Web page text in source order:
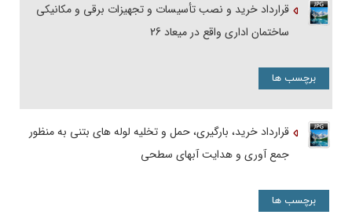
قرارداد خرید و نصب تأسیسات و تجهیزات برقی و مکانیکی
ساختمان اداری واقع در میعاد 26
برچسب ها
قرارداد خرید، بارگیری، حمل و تخلیه لوله‏ های بتنی به منظور
جمع‏ آوری و هدایت آبهای سطحی
برچسب ها